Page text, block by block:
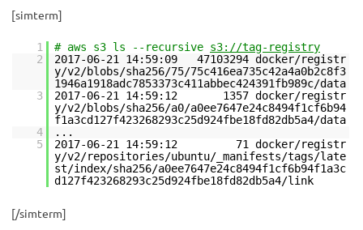
[simterm]
1 # aws s3 ls --recursive s3://tag-registry
2
2017-06-21 14:59:09 47103294 docker/registr
y/v2/blobs/sha256/75/75c416ea735c42a4a0b2c8f3
1946a1918adc7853373c411abbec424391fb989c/data
3
2017-06-21 14:59:12 1357 docker/registr
y/v2/blobs/sha256/a0/a0ee7647e24c8494f1cf6b94
f1a3cd127f423268293c25d924fbe18fd82db5a4/data
4
...
5
2017-06-21 14:59:12 71 docker/registr
y/v2/repositories/ubuntu/_manifests/tags/late
st/index/sha256/a0ee7647e24c8494f1cf6b94f1a3c
d127f423268293c25d924fbe18fd82db5a4/link
[/simterm]